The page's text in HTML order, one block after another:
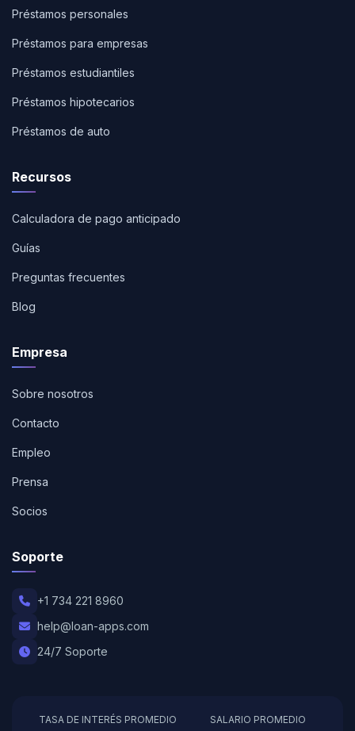
Préstamos personales
Préstamos para empresas
Préstamos estudiantiles
Préstamos hipotecarios
Préstamos de auto
Recursos
Calculadora de pago anticipado
Guías
Preguntas frecuentes
Blog
Empresa
Sobre nosotros
Contacto
Empleo
Prensa
Socios
Soporte
+1 734 221 8960
help@loan-apps.com
24/7 Soporte
TASA DE INTERÉS PROMEDIO SALARIO PROMEDIO